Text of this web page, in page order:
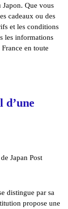
Japon. Que vous
cadeaux ou des
et les conditions
les informations
en toute
d’une
distingue par sa
propose une